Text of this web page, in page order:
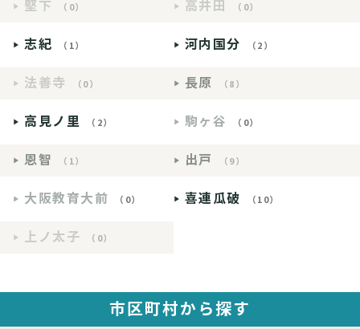
堅下 （0） 高井田 （0）
志紀 （1） 河内国分 （2）
法善寺 （0） 長原 （8）
高見ノ里 （2） 駒ヶ谷 （0）
恩智 （1） 出戸 （9）
大阪教育大前 （0） 喜連瓜破 （10）
上ノ太子 （0）
市区町村から探す